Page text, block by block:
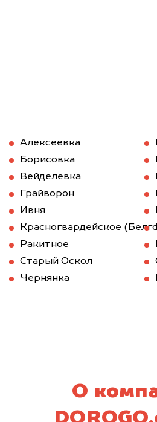
Алексеевка
Борисовка
Вейделевка
Грайворон
Ивня
Красногвардейское
Ракитное
Старый Оскол
Чернянка
О